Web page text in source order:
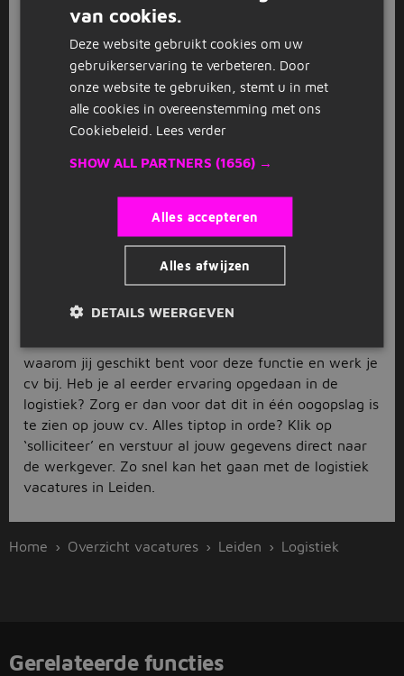
denken aan een baan als
magazijnmedewerkeroforderpicker ? Dan is jouw
werkplek een magazijn of distributiecentrum. En bij
een functie alspostbezorgerben je natuurlijk ook
veel onderweg, maar dan misschien wel lekker op
een fiets in de buitenlucht. Zoals je ziet, het aanbod
Solliciteer op jouw favoriete
vacature
Heb je een leuke logistiek vacature in Leiden op het
dus hoe eerder je erbij bent, hoe beter. Schrijf een
waarom jij geschikt bent voor deze functie en werk je
cv bij. Heb je al eerder ervaring opgedaan in de
logistiek? Zorg er dan voor dat dit in één oogopslag is
te zien op jouw cv. Alles tiptop in orde? Klik op
‘solliciteer’ en verstuur al jouw gegevens direct naar
de werkgever. Zo snel kan het gaan met de logistiek
vacatures in Leiden.
Home Overzicht vacatures Leiden Logistiek
Gerelateerde functies
van cookies.
Deze website gebruikt cookies om uw
gebruikerservaring te verbeteren. Door
onze website te gebruiken, stemt u in met
alle cookies in overeenstemming met ons
Cookiebeleid. Lees verder
SHOW ALL PARTNERS (1656) →
Alles accepteren
Alles afwijzen
DETAILS WEERGEVEN